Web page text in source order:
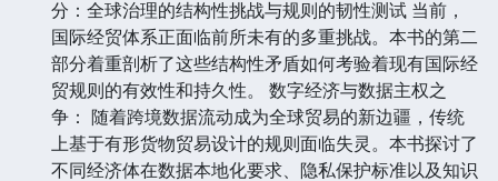
分：全球治理的结构性挑战与规则的韧性测试 当前，
国际经贸体系正面临前所未有的多重挑战。本书的第二
部分着重剖析了这些结构性矛盾如何考验着现有国际经
贸规则的有效性和持久性。 数字经济与数据主权之
争： 随着跨境数据流动成为全球贸易的新边疆，传统
上基于有形货物贸易设计的规则面临失灵。本书探讨了
不同经济体在数据本地化要求、隐私保护标准以及知识